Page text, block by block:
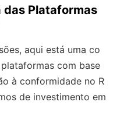
das Plataformas
aqui está uma co
com base
à conformidade no R
de investimento em